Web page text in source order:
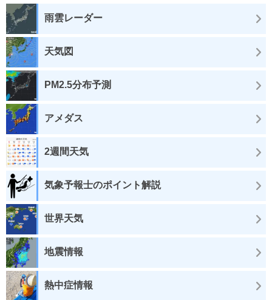
雨雲レーダー
天気図
PM2.5分布予測
アメダス
2週間天気
気象予報士のポイント解説
世界天気
地震情報
熱中症情報